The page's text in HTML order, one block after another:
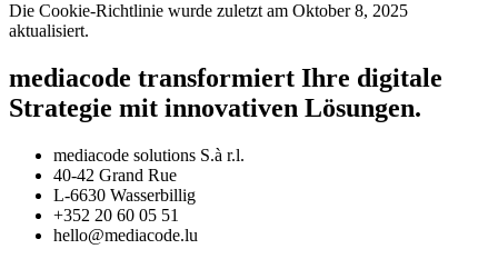
Die Cookie-Richtlinie wurde zuletzt am Oktober 8, 2025
aktualisiert.
mediacode transformiert Ihre digitale
Strategie mit innovativen Lösungen.
mediacode solutions S.à r.l.
40-42 Grand Rue
L-6630 Wasserbillig
+352 20 60 05 51
hello@mediacode.lu